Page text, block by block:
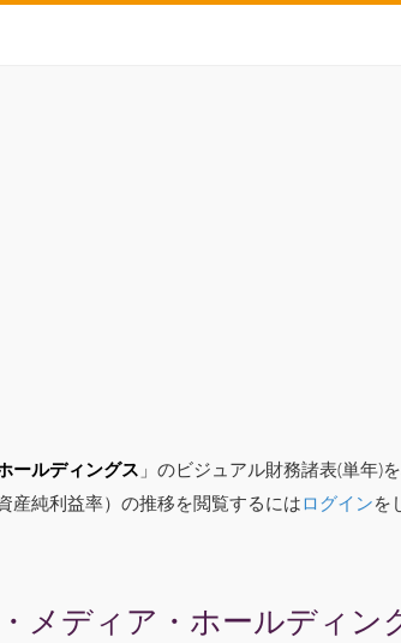
ールディングス 」のビジュアル財務諸表(単年)
産純利益率）の推移を閲覧するにはログインを
メディア・ホールディン